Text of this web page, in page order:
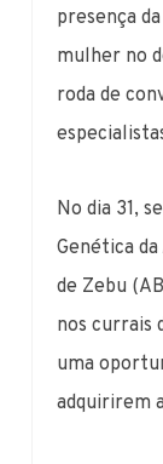
presença
mulher no
roda de
No dia 31,
Genética
de Zebu
nos currais
uma
adquirirem